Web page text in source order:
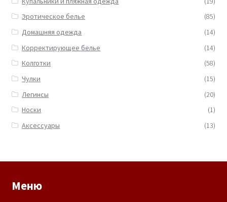
Эротическое белье
(85)
Домашняя одежда
(14)
Корректирующее белье
(14)
Колготки
(58)
Чулки
(15)
Легинсы
(20)
Носки
(1)
Аксессуары
(13)
Меню